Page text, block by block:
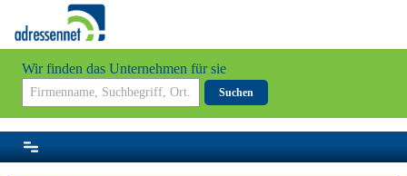
Wir finden das Unternehmen für sie
Suchen